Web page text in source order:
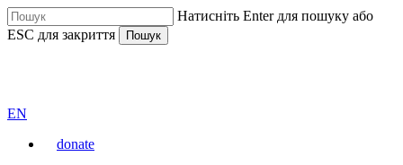
Перейти
до
основного
Натисніть Enter для пошуку або
ESC для закриття
Пошук
Перемкнути
сайту
EN
donate